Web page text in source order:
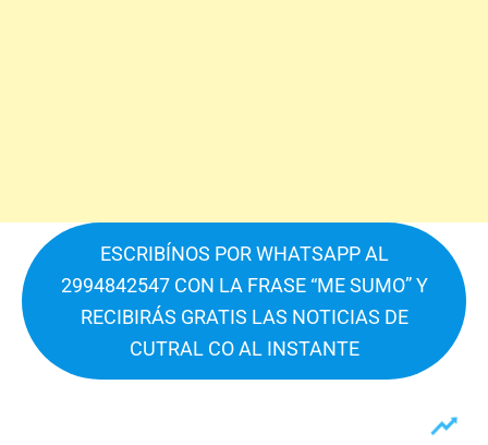
ESCRIBÍNOS POR WHATSAPP AL
2994842547 CON LA FRASE “ME SUMO” Y
RECIBIRÁS GRATIS LAS NOTICIAS DE
CUTRAL CO AL INSTANTE